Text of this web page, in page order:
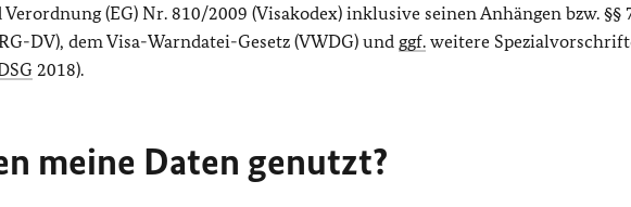
(EG) Nr. 810/2009 (Visakodex) inklusive seinen Anhängen bzw. §§
DV), dem Visa-Warndatei-Gesetz (VWDG) und ggf. weitere
2018).
meine Daten genutzt?